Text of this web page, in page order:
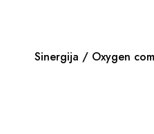
Sinergija / Oxygen